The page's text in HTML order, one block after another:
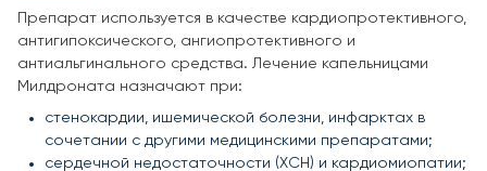
Препарат используется в качестве кардиопротективного,
антигипоксического, ангиопротективного и
антиальгинального средства. Лечение капельницами
Милдроната назначают при:
стенокардии, ишемической болезни, инфарктах в
сочетании с другими медицинскими препаратами;
сердечной недостаточности (ХСН) и кардиомиопатии;